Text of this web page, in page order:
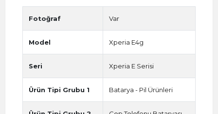
Fotoğraf Var
Model Xperia E4g
Seri Xperia E Serisi
Ürün Tipi Grubu 1 Batarya - Pil Ürünleri